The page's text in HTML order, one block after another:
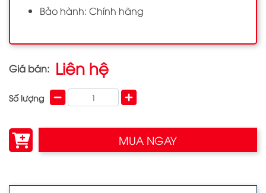
Bảo hành: Chính hãng
Giá bán: Liên hệ
Số lượng
MUA NGAY